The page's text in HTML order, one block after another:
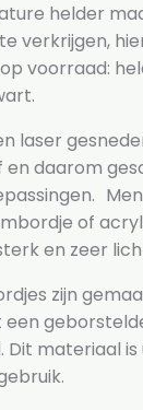
helder
verkrijgen,
voorraad:
laser
daarom
of
en zeer
zijn
Dit materiaal